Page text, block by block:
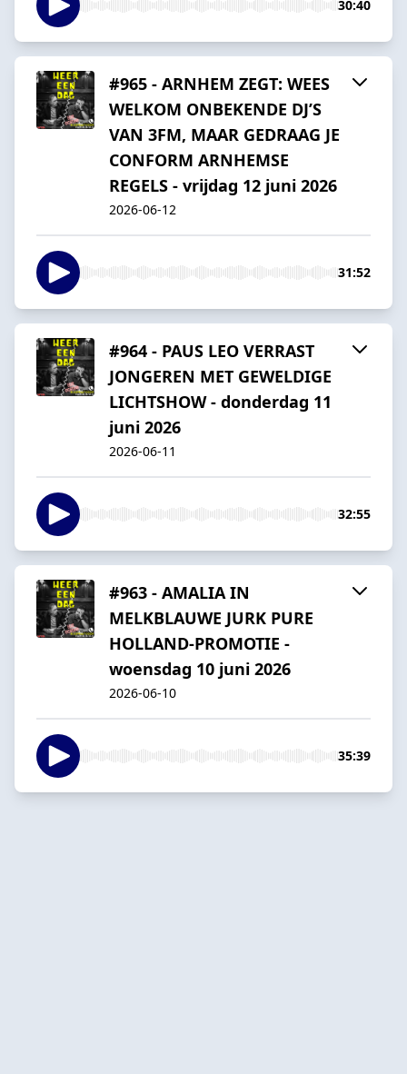
30:40
#965 - ARNHEM ZEGT: WEES
WELKOM ONBEKENDE DJ’S
VAN 3FM, MAAR GEDRAAG JE
CONFORM ARNHEMSE
REGELS - vrijdag 12 juni 2026
2026-06-12
31:52
#964 - PAUS LEO VERRAST
JONGEREN MET GEWELDIGE
LICHTSHOW - donderdag 11
juni 2026
2026-06-11
32:55
#963 - AMALIA IN
MELKBLAUWE JURK PURE
HOLLAND-PROMOTIE -
woensdag 10 juni 2026
2026-06-10
35:39